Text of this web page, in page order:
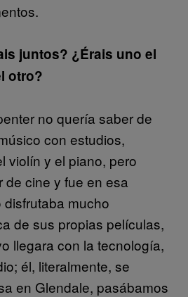
juntos? ¿Érais uno el
otro?
no quería saber de
con estudios,
violín y el piano, pero
de cine y fue en esa
mucho
de sus propias películas,
llegara con la tecnología,
él, literalmente, se
en Glendale, pasábamos